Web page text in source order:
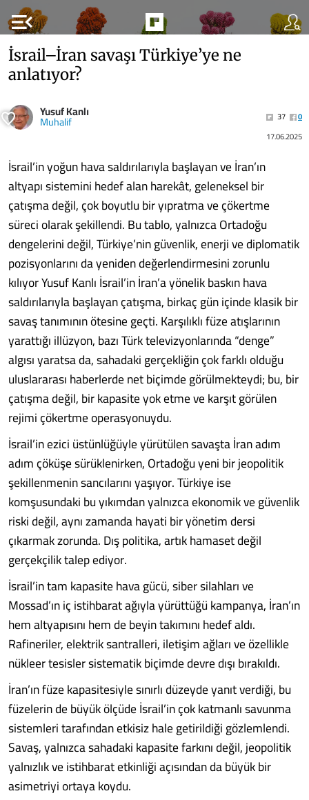
menu_open
İsrail–İran savaşı Türkiye’ye ne
anlatıyor?
Yusuf Kanlı
Muhalif 37
0
17.06.2025
İsrail’in yoğun hava saldırılarıyla başlayan ve İran’ın
altyapı sistemini hedef alan harekât, geleneksel bir
çatışma değil, çok boyutlu bir yıpratma ve çökertme
süreci olarak şekillendi. Bu tablo, yalnızca Ortadoğu
dengelerini değil, Türkiye’nin güvenlik, enerji ve diplomatik
pozisyonlarını da yeniden değerlendirmesini zorunlu
kılıyor Yusuf Kanlı İsrail’in İran’a yönelik baskın hava
saldırılarıyla başlayan çatışma, birkaç gün içinde klasik bir
savaş tanımının ötesine geçti. Karşılıklı füze atışlarının
yarattığı illüzyon, bazı Türk televizyonlarında “denge”
algısı yaratsa da, sahadaki gerçekliğin çok farklı olduğu
uluslararası haberlerde net biçimde görülmekteydi; bu, bir
çatışma değil, bir kapasite yok etme ve karşıt görülen
rejimi çökertme operasyonuydu.
İsrail’in ezici üstünlüğüyle yürütülen savaşta İran adım
adım çöküşe sürüklenirken, Ortadoğu yeni bir jeopolitik
şekillenmenin sancılarını yaşıyor. Türkiye ise
komşusundaki bu yıkımdan yalnızca ekonomik ve güvenlik
riski değil, aynı zamanda hayati bir yönetim dersi
çıkarmak zorunda. Dış politika, artık hamaset değil
gerçekçilik talep ediyor.
İsrail’in tam kapasite hava gücü, siber silahları ve
Mossad’ın iç istihbarat ağıyla yürüttüğü kampanya, İran’ın
hem altyapısını hem de beyin takımını hedef aldı.
Rafineriler, elektrik santralleri, iletişim ağları ve özellikle
nükleer tesisler sistematik biçimde devre dışı bırakıldı.
İran’ın füze kapasitesiyle sınırlı düzeyde yanıt verdiği, bu
füzelerin de büyük ölçüde İsrail’in çok katmanlı savunma
sistemleri tarafından etkisiz hale getirildiği gözlemlendi.
Savaş, yalnızca sahadaki kapasite farkını değil, jeopolitik
yalnızlık ve istihbarat etkinliği açısından da büyük bir
asimetriyi ortaya koydu.